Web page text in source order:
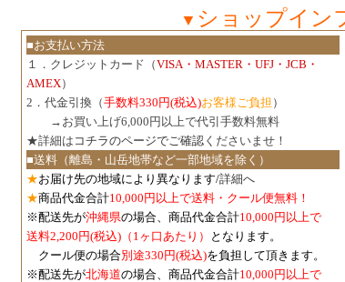
▼ ショップイン
■お支払い方法
１．クレジットカード（VISA・MASTER・UFJ・JCB・
AMEX）
2．代金引換（手数料330円(税込)お客様ご負担 ）
→お買い上げ6,000円以上で代引手数料無料
★詳細は コチラのページでご確認 くださいませ！
■送料（離島・山岳地帯など一部地域を除く）
★お届け先の地域により異なります/詳細へ
★商品代金合計10,000円以上で送料・クール便無料！
※配送先が沖縄県の場合、商品代金合計10,000円以上で
送料2,200円(税込)（1ヶ口あたり）
となります。
クール便の場合別途330円(税込)を負担して頂きます。
※配送先が北海道の場合、商品代金合計10,000円以上で